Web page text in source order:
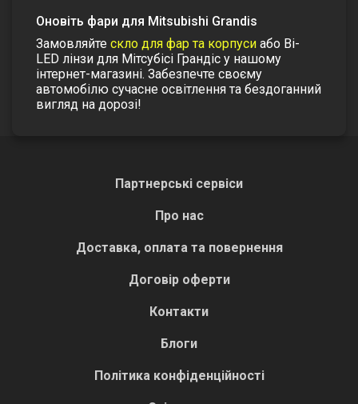
Оновіть фари для Mitsubishi Grandis
Замовляйте скло для фар та корпуси або Bi-
LED лінзи для Мітсубісі Грандіс у нашому
інтернет-магазині. Забезпечте своєму
автомобілю сучасне освітлення та бездоганний
вигляд на дорозі!
Партнерські сервіси
Про нас
Доставка, оплата та повернення
Договір оферти
Контакти
Блоги
Політика конфіденційності